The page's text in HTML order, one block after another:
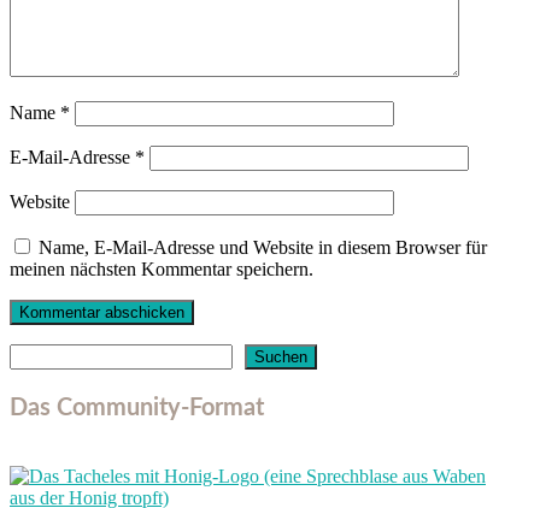
Name *
E-Mail-Adresse *
Website
Name, E-Mail-Adresse und Website in diesem Browser für
meinen nächsten Kommentar speichern.
Suchen
Das Community-Format